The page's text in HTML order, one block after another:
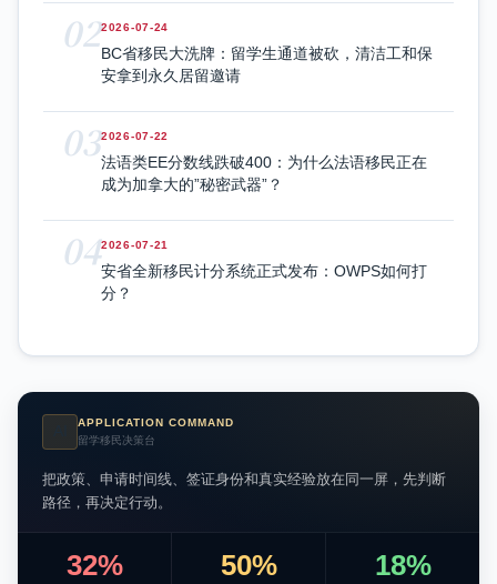
022026-07-24
BC省移民大洗牌：留学生通道被砍，清洁工和保
安拿到永久居留邀请
032026-07-22
法语类EE分数线跌破400：为什么法语移民正在
成为加拿大的”秘密武器”？
042026-07-21
安省全新移民计分系统正式发布：OWPS如何打
分？
APPLICATION COMMAND
留学移民决策台
把政策、申请时间线、签证身份和真实经验放在同一屏，先判断
路径，再决定行动。
32% 50% 18%